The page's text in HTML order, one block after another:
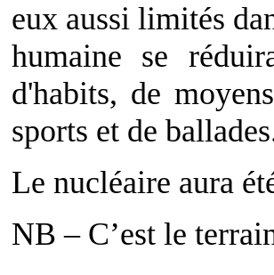
eux aussi limités
humaine se
d'habits, de
sports et de
Le nucléaire aura
NB – C’est le